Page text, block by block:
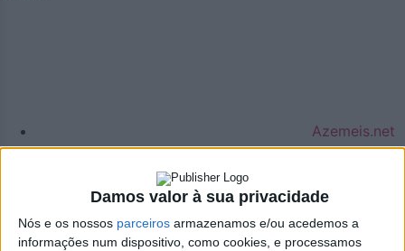
Damos valor à sua privacidade
Nós e os nossos parceiros armazenamos e/ou acedemos a
informações num dispositivo, como cookies, e processamos
Azemeis.net
1 de Outubro de 2022, 10:18